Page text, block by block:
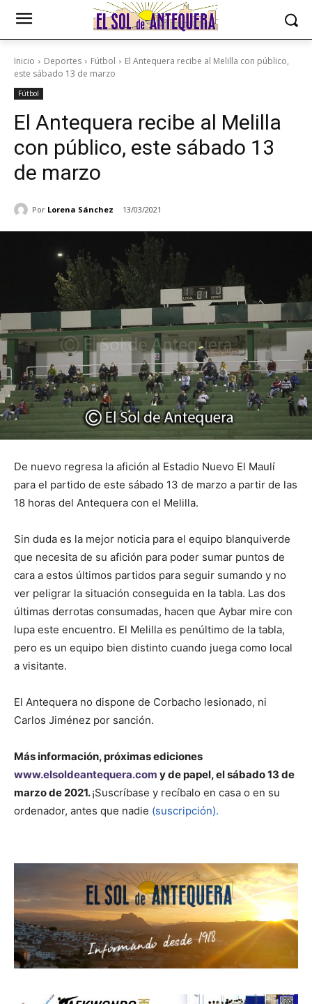
Inicio Deportes Fútbol
El Antequera recibe al Melilla con público,
este sábado 13 de marzo
Fútbol
El Antequera recibe al Melilla
con público, este sábado 13
de marzo
Por Lorena Sánchez 13/03/2021
De nuevo regresa la afición al Estadio Nuevo El Maulí
para el partido de este sábado 13 de marzo a partir de las
18 horas del Antequera con el Melilla.
Sin duda es la mejor noticia para el equipo blanquiverde
que necesita de su afición para poder sumar puntos de
cara a estos últimos partidos para seguir sumando y no
ver peligrar la situación conseguida en la tabla. Las dos
últimas derrotas consumadas, hacen que Aybar mire con
lupa este encuentro. El Melilla es penúltimo de la tabla,
pero es un equipo bien distinto cuando juega como local
a visitante.
El Antequera no dispone de Corbacho lesionado, ni
Carlos Jiménez por sanción.
Más información, próximas ediciones
www.elsoldeantequera.com y de papel, el sábado 13 de
marzo de 2021.¡Suscríbase y recíbalo en casa o en su
ordenador, antes que nadie (suscripción).